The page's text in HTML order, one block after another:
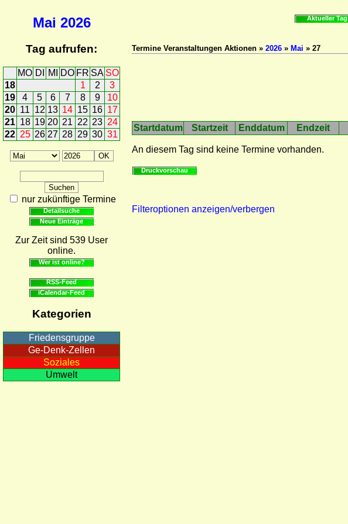
Mai 2026
Tag aufrufen:
MO DI MI DO FR SA SO
18
1 2
3
19
4 5 6 7 8 9
10
20 11 12 13 14 15 16 17
21 18 19 20 21 22 23 24
22 25 26 27 28 29 30 31
nur zukünftige Termine
Detailsuche
Neue Einträge
Zur Zeit sind 539 User
online.
Wer ist online?
RSS-Feed
iCalendar-Feed
Kategorien
Friedensgruppe
Ge-Denk-Zellen
Soziales
Umwelt
Aktueller Tag
Termine Veranstaltungen Aktionen » 2026 » Mai » 27
Startdatum Startzeit Enddatum Endzeit
An diesem Tag sind keine Termine vorhanden.
Druckvorschau
Filteroptionen anzeigen/verbergen